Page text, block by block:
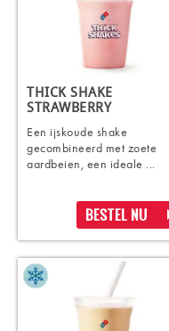
THICK SHAKE
STRAWBERRY
Een ijskoude shake
gecombineerd met zoete
aardbeien, een ideale ...
BESTEL NU